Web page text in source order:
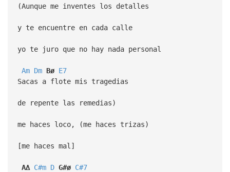
(Aunque me inventes los detalles
y te encuentre en cada calle
yo te juro que no hay nada personal
Am Dm Bø E7
Sacas a flote mis tragedias
de repente las remedias)
me haces loco, (me haces trizas)
[me haces mal]
A∆ C#m D G#ø C#7